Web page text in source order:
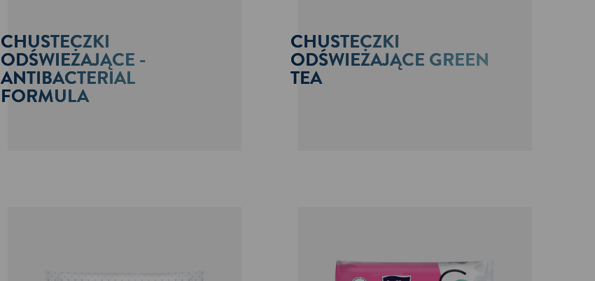
CHUSTECZKI
ODŚWIEŻAJĄCE -
ANTIBACTERIAL
FORMULA
CHUSTECZKI
ODŚWIEŻAJĄCE GREEN
TEA